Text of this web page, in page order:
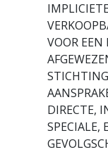
VOOR EEN
DIRECTE,
SPECIALE,